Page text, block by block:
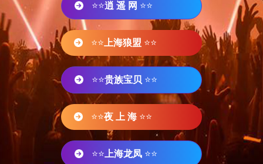
⭐⭐逍 遥 网 ⭐⭐
⭐⭐ 上海狼盟 ⭐⭐
⭐⭐贵族宝贝 ⭐⭐
⭐⭐夜 上 海 ⭐⭐
⭐⭐ 上海龙凤 ⭐⭐